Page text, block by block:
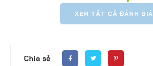
XEM TẤT CẢ ĐÁNH GIÁ
Chia sẻ